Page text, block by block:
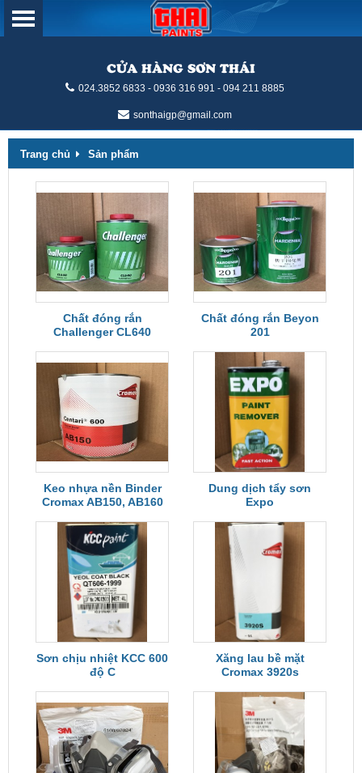
CỬA HÀNG SƠN THÁI
024.3852 6833 - 0936 316 991 - 094 211 8885
sonthaigp@gmail.com
Trang chủ Sản phẩm
Chất đóng rắn
Challenger CL640
Chất đóng rắn Beyon
201
Keo nhựa nền Binder
Cromax AB150, AB160
Dung dịch tẩy sơn
Expo
Sơn chịu nhiệt KCC 600
độ C
Xăng lau bề mặt
Cromax 3920s